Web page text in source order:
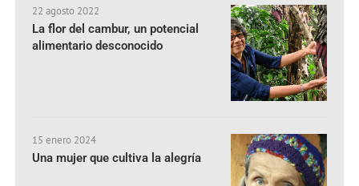
22 agosto 2022
La flor del cambur, un potencial
alimentario desconocido
15 enero 2024
Una mujer que cultiva la alegría